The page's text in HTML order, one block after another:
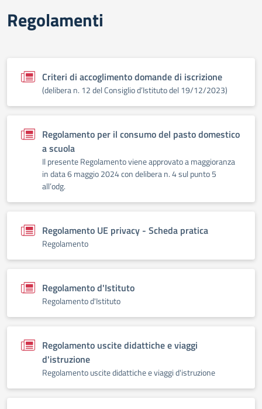
Regolamenti
Criteri di accoglimento domande di iscrizione
(delibera n. 12 del Consiglio d’Istituto del 19/12/2023)
Regolamento per il consumo del pasto domestico
a scuola
Il presente Regolamento viene approvato a maggioranza
in data 6 maggio 2024 con delibera n. 4 sul punto 5
all’odg.
Regolamento UE privacy - Scheda pratica
Regolamento
Regolamento d'Istituto
Regolamento d'Istituto
Regolamento uscite didattiche e viaggi
d'istruzione
Regolamento uscite didattiche e viaggi d'istruzione